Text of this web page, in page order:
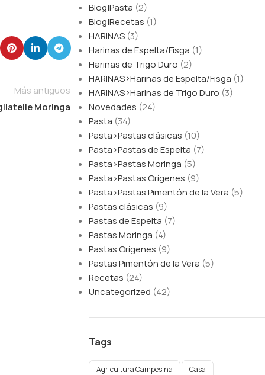
Más antiguos
Moringa
Blog|Pasta (2)
Blog|Recetas (1)
HARINAS(3)
Harinas de Espelta/Fisga (1)
Harinas de Trigo Duro (2)
HARINAS>Harinas de Espelta/Fisga (1)
HARINAS>Harinas de Trigo Duro (3)
Novedades (24)
Pasta (34)
Pasta>Pastas clásicas (10)
Pasta>Pastas de Espelta (7)
Pasta>Pastas Moringa (5)
Pasta>Pastas Orígenes (9)
Pasta>Pastas Pimentón de la Vera (5)
Pastas clásicas (9)
Pastas de Espelta (7)
Pastas Moringa (4)
Pastas Orígenes (9)
Pastas Pimentón de la Vera (5)
Recetas (24)
Uncategorized (42)
Tags
Agricultura Campesina
Casa